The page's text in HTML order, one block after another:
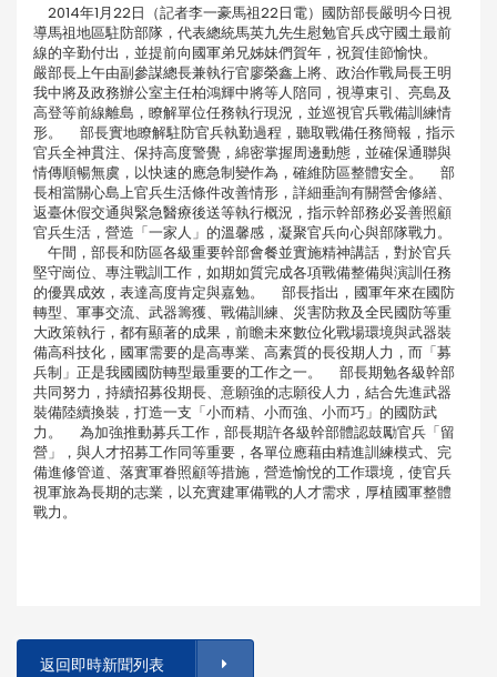
2014年1月22日（記者李一豪馬祖22日電）國防部長嚴明今日視
導馬祖地區駐防部隊，代表總統馬英九先生慰勉官兵戍守國土最前
線的辛勤付出，並提前向國軍弟兄姊妹們賀年，祝賀佳節愉快。
嚴部長上午由副參謀總長兼執行官廖榮鑫上將、政治作戰局長王明
我中將及政務辦公室主任柏鴻輝中將等人陪同，視導東引、亮島及
高登等前線離島，瞭解單位任務執行現況，並巡視官兵戰備訓練情
形。 部長實地瞭解駐防官兵執勤過程，聽取戰備任務簡報，指示
官兵全神貫注、保持高度警覺，綿密掌握周邊動態，並確保通聯與
情傳順暢無虞，以快速的應急制變作為，確維防區整體安全。 部
長相當關心島上官兵生活條件改善情形，詳細垂詢有關營舍修繕、
返臺休假交通與緊急醫療後送等執行概況，指示幹部務必妥善照顧
官兵生活，營造「一家人」的溫馨感，凝聚官兵向心與部隊戰力。
午間，部長和防區各級重要幹部會餐並實施精神講話，對於官兵
堅守崗位、專注戰訓工作，如期如質完成各項戰備整備與演訓任務
的優異成效，表達高度肯定與嘉勉。 部長指出，國軍年來在國防
轉型、軍事交流、武器籌獲、戰備訓練、災害防救及全民國防等重
大政策執行，都有顯著的成果，前瞻未來數位化戰場環境與武器裝
備高科技化，國軍需要的是高專業、高素質的長役期人力，而「募
兵制」正是我國國防轉型最重要的工作之一。 部長期勉各級幹部
共同努力，持續招募役期長、意願強的志願役人力，結合先進武器
裝備陸續換裝，打造一支「小而精、小而強、小而巧」的國防武
力。 為加強推動募兵工作，部長期許各級幹部體認鼓勵官兵「留
營」，與人才招募工作同等重要，各單位應藉由精進訓練模式、完
備進修管道、落實軍眷照顧等措施，營造愉悅的工作環境，使官兵
視軍旅為長期的志業，以充實建軍備戰的人才需求，厚植國軍整體
戰力。
返回即時新聞列表